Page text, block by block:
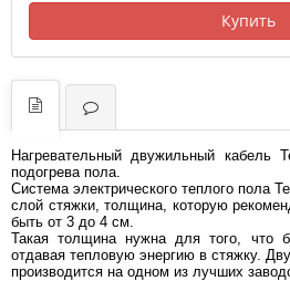
Купить
Нагревательный двужильный кабель
подогрева пола.
Система электрического теплого пола
слой стяжки, толщина, которую
быть от 3 до 4 см.
Такая толщина нужна для того, что
отдавая тепловую энергию в стяжку.
производится на одном из лучших